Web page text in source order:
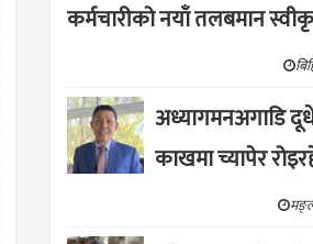
कर्मचारीको नयाँ तलबमान
अध्यागमनअगाडि
काखमा च्यापेर